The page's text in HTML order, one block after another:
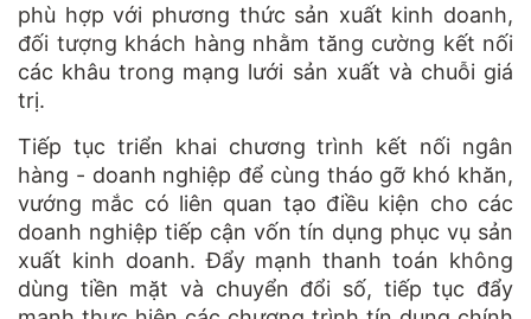
phù hợp với phương thức sản xuất kinh doanh,
đối tượng khách hàng nhằm tăng cường kết nối
các khâu trong mạng lưới sản xuất và chuỗi giá
trị.
Tiếp tục triển khai chương trình kết nối ngân
hàng - doanh nghiệp để cùng tháo gỡ khó khăn,
vướng mắc có liên quan tạo điều kiện cho các
doanh nghiệp tiếp cận vốn tín dụng phục vụ sản
xuất kinh doanh. Đẩy mạnh thanh toán không
dùng tiền mặt và chuyển đổi số, tiếp tục đẩy